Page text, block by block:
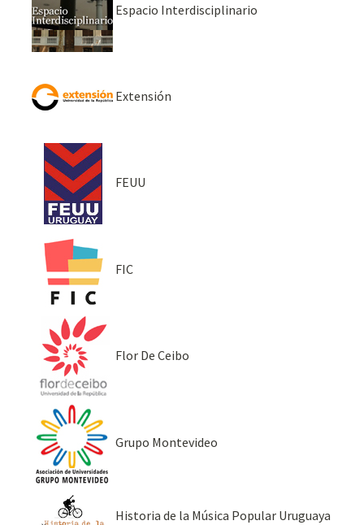
Espacio Interdisciplinario
Extensión
FEUU
FIC
Flor De Ceibo
Grupo Montevideo
Historia de la Música Popular Uruguaya